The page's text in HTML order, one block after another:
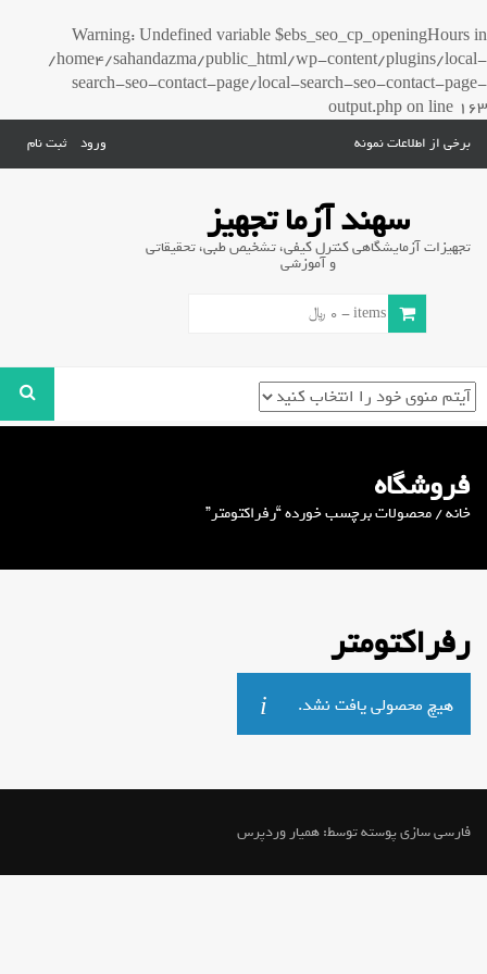
Warning: Undefined variable $ebs_seo_cp_openingHours in
/home4/sahandazma/public_html/wp-content/plugins/local-
search-seo-contact-page/local-search-seo-contact-page-
output.phpon line 163
برخی از اطلاعات نمونه ورود ثبت نام
سهند آزما تجهیز
تجهیزات آزمایشگاهی کنترل کیفی، تشخیص طبی، تحقیقاتی
و آموزشی
0 ﷼
فروشگاه
خانه/ محصولات برچسب خورده “رفراكتومتر”
رفراكتومتر
هیچ محصولی یافت نشد.
فارسی سازی پوسته توسط:همیار وردپرس